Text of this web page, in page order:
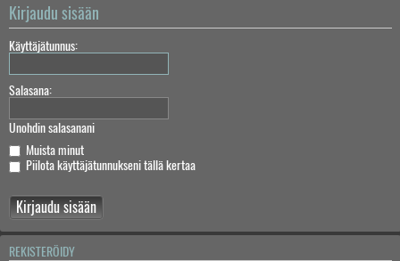
Kirjaudu sisään
Käyttäjätunnus:
Salasana:
Unohdin salasanani
Muista minut
Piilota käyttäjätunnukseni tällä kertaa
REKISTERÖIDY